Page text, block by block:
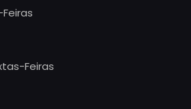
Feiras